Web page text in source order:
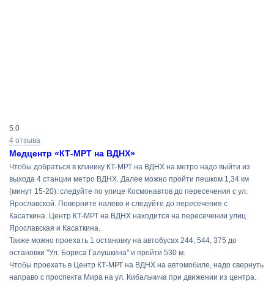
поиска
5.0
4 отзыва
Медцентр «КТ-МРТ на ВДНХ»
Чтобы добраться в клинику КТ-МРТ на ВДНХ на метро надо выйти из
выхода 4 станции метро ВДНХ. Далее можно пройти пешком 1,34 км
(минут 15-20): следуйте по улице Космонавтов до пересечения с ул.
Ярославской. Поверните налево и следуйте до пересечения с
Касаткина. Центр КТ-МРТ на ВДНХ находится на пересечении улиц
Ярославская и Касаткина.
Также можно проехать 1 остановку на автобусах 244, 544, 375 до
остановки "Ул. Бориса Галушкина" и пройти 530 м.
Чтобы проехать в Центр КТ-МРТ на ВДНХ на автомобиле, надо свернуть
направо с проспекта Мира на ул. Кибальчича при движении из центра.